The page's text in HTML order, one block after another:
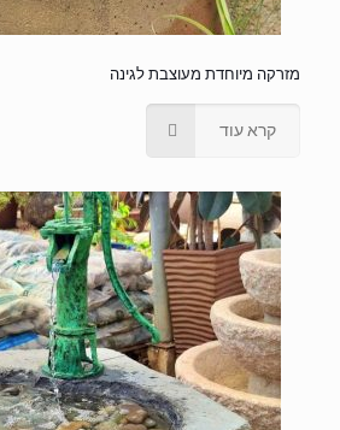
מזרקה מיוחדת מעוצבת לגינה
קרא עוד